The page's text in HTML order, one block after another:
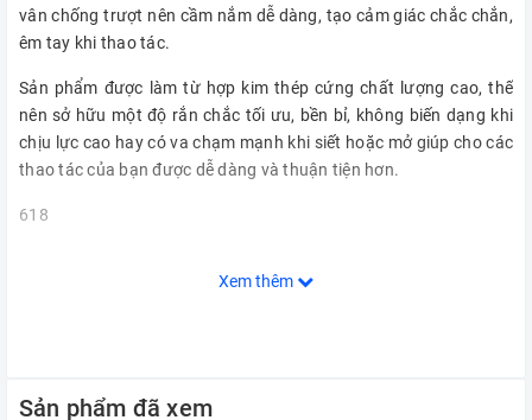
vân chống trượt nên cầm nắm dễ dàng, tạo cảm giác chắc chắn,
êm tay khi thao tác.
Sản phẩm được làm từ hợp kim thép cứng chất lượng cao, thế
nên sở hữu một độ rắn chắc tối ưu, bền bỉ, không biến dạng khi
chịu lực cao hay có va chạm mạnh khi siết hoặc mở giúp cho các
thao tác của bạn được dễ dàng và thuận tiện hơn.
618
Xem thêm
Sản phẩm đã xem